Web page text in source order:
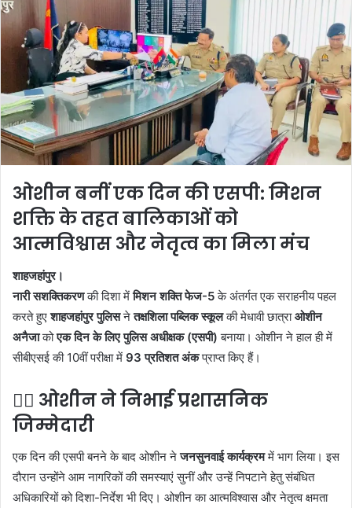
ओशीन बनीं एक दिन की एसपी: मिशन
शक्ति के तहत बालिकाओं को
आत्मविश्वास और नेतृत्व का मिला मंच
शाहजहांपुर।
नारी सशक्तिकरणकी दिशा मेंमिशन शक्ति फेज-5के अंतर्गत एक सराहनीय पहल
करते हुएशाहजहांपुर पुलिसनेतक्षशिला पब्लिक स्कूलकी मेधावी छात्राओशीन
अनैजाकोएक दिन के लिए पुलिस अधीक्षक (एसपी) बनाया। ओशीन ने हाल ही में
सीबीएसई की 10वीं परीक्षा में 93 प्रतिशत अंकप्राप्त किए हैं।
👮‍♀️ ओशीन ने निभाई प्रशासनिक
जिम्मेदारी
एक दिन की एसपी बनने के बाद ओशीन नेजनसुनवाई कार्यक्रममें भाग लिया। इस
दौरान उन्होंने आम नागरिकों की समस्याएं सुनीं और उन्हें निपटाने हेतु संबंधित
अधिकारियों को दिशा-निर्देश भी दिए। ओशीन का आत्मविश्वास और नेतृत्व क्षमता